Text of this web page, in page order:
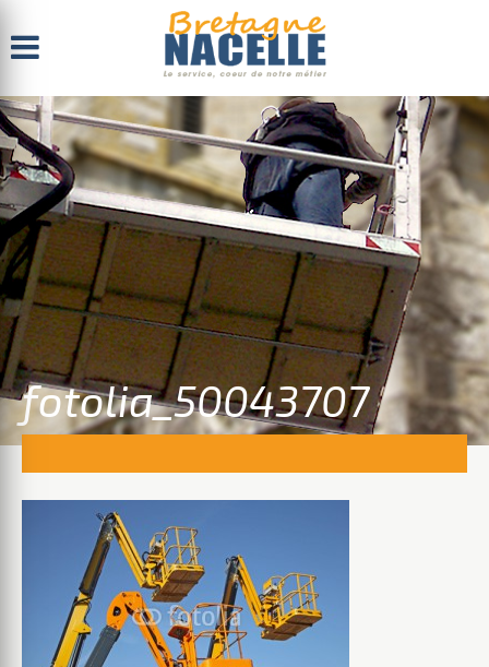
Menu
fotolia_50043707